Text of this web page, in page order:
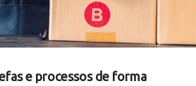
e processos de forma